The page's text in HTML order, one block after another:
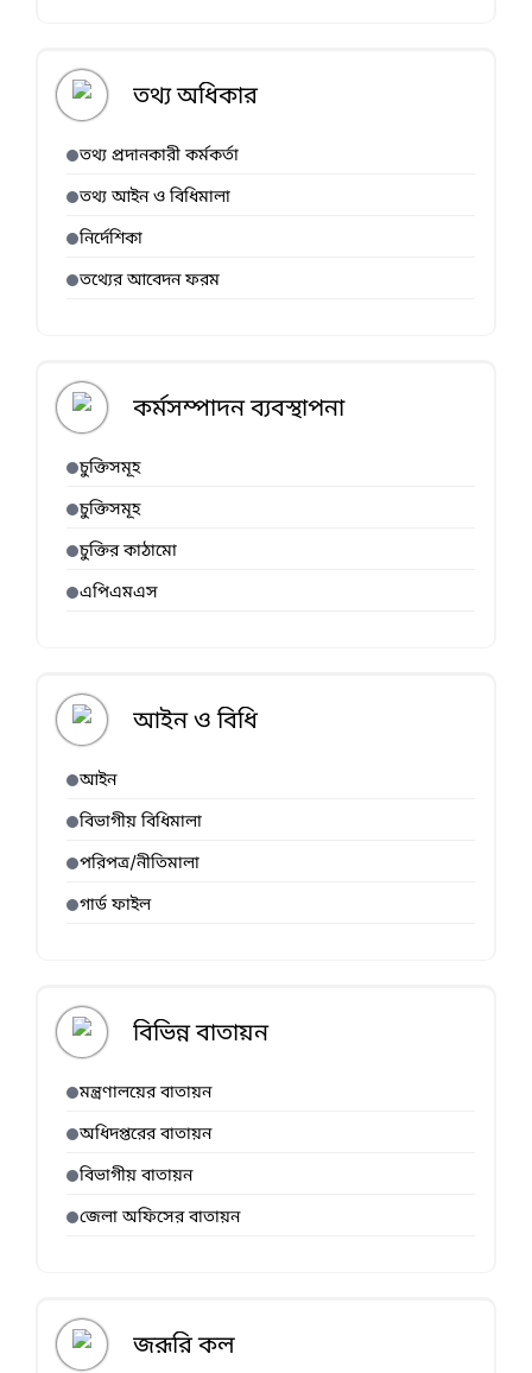
তথ্য অধিকার
তথ্য প্রদানকারী কর্মকর্তা
তথ্য আইন ও বিধিমালা
নির্দেশিকা
তথ্যের আবেদন ফরম
কর্মসম্পাদন ব্যবস্থাপনা
চুক্তিসমূহ
চুক্তিসমূহ
চুক্তির কাঠামো
এপিএমএস
আইন ও বিধি
আইন
বিভাগীয় বিধিমালা
পরিপত্র/নীতিমালা
গার্ড ফাইল
বিভিন্ন বাতায়ন
মন্ত্রণালয়ের বাতায়ন
অধিদপ্তরের বাতায়ন
বিভাগীয় বাতায়ন
জেলা অফিসের বাতায়ন
জরূরি কল